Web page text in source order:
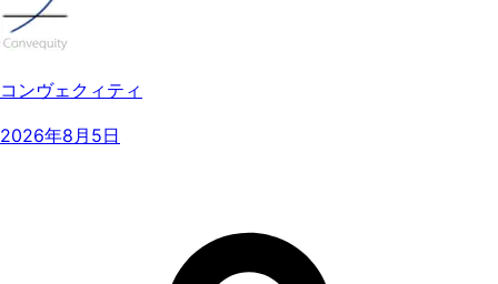
コンヴェクィティ
2026年8月5日